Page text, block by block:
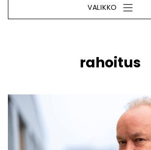
VALIKKO
rahoitus